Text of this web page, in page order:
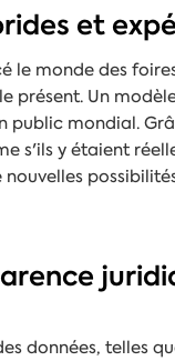
et
le monde des
présent. Un
mondial.
s'ils y étaient
données, telles